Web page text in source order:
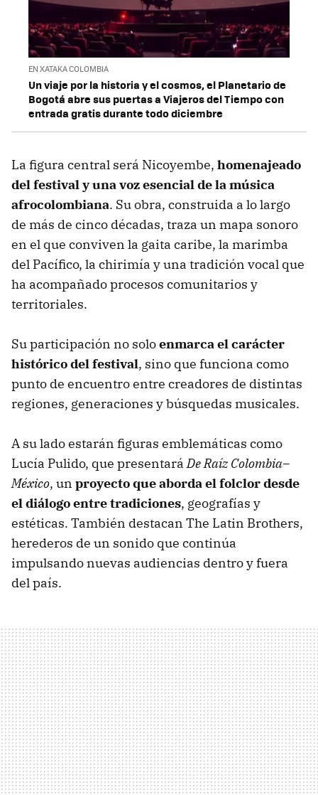
EN XATAKA COLOMBIA
Un viaje por la historia y el cosmos, el Planetario de
Bogotá abre sus puertas a Viajeros del Tiempo con
entrada gratis durante todo diciembre
La figura central será Nicoyembe, homenajeado
del festival y una voz esencial de la música
afrocolombiana. Su obra, construida a lo largo
de más de cinco décadas, traza un mapa sonoro
en el que conviven la gaita caribe, la marimba
del Pacífico, la chirimía y una tradición vocal que
ha acompañado procesos comunitarios y
territoriales.
Su participación no soloenmarca el carácter
histórico del festival, sino que funciona como
punto de encuentro entre creadores de distintas
regiones, generaciones y búsquedas musicales.
A su lado estarán figuras emblemáticas como
Lucía Pulido, que presentaráDe Raíz Colombia–
México, un proyecto que aborda el folclor desde
el diálogo entre tradiciones, geografías y
estéticas. También destacan The Latin Brothers,
herederos de un sonido que continúa
impulsando nuevas audiencias dentro y fuera
del país.